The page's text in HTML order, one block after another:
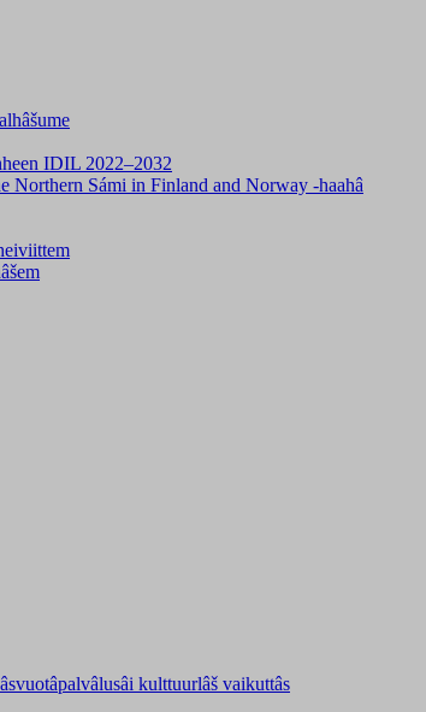
IDIL 2022–2032
Northern Sámi in Finland and Norway -haahâ
kulttuurlâš vaikuttâs